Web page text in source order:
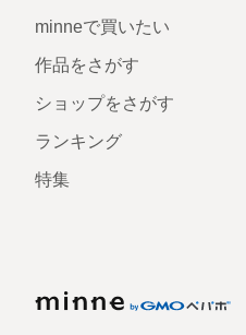
minneで買いたい
作品をさがす
ショップをさがす
ランキング
特集